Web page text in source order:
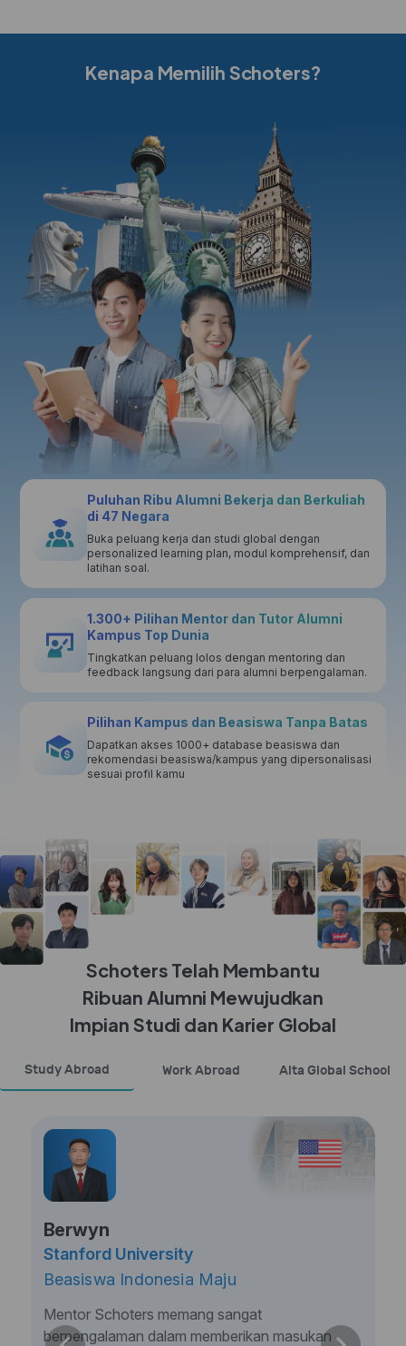
Kenapa Memilih Schoters?
Puluhan Ribu Alumni Bekerja dan Berkuliah
di 47 Negara
Buka peluang kerja dan studi global dengan
personalized learning plan, modul komprehensif, dan
latihan soal.
1.300+ Pilihan Mentor dan Tutor Alumni
Kampus Top Dunia
Tingkatkan peluang lolos dengan mentoring dan
feedback langsung dari para alumni berpengalaman.
Pilihan Kampus dan Beasiswa Tanpa Batas
Dapatkan akses 1000+ database beasiswa dan
rekomendasi beasiswa/kampus yang dipersonalisasi
sesuai profil kamu
Schoters Telah Membantu
Ribuan Alumni Mewujudkan
Impian Studi dan Karier Global
Study Abroad Work Abroad Alta Global School
Berwyn
Stanford University
Beasiswa Indonesia Maju
Mentor Schoters memang sangat
berpengalaman dalam memberikan masukan